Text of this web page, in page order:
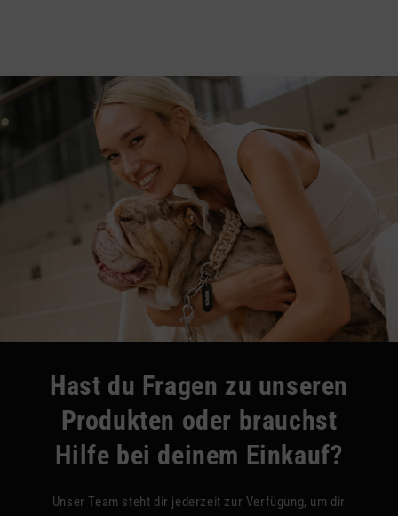
Hast du Fragen zu unseren
Produkten oder brauchst
Hilfe bei deinem Einkauf?
Unser Team steht dir jederzeit zur Verfügung, um dir